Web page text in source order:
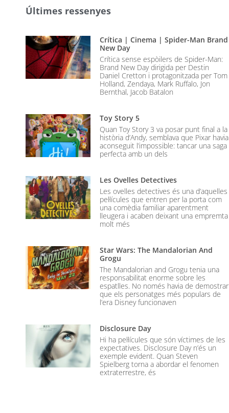
Últimes ressenyes
Crítica | Cinema | Spider-Man Brand
New Day
Crítica sense espòilers de Spider-Man:
Brand New Day dirigida per Destin
Daniel Cretton i protagonitzada per Tom
Holland, Zendaya, Mark Ruffalo, Jon
Bernthal, Jacob Batalon
Toy Story 5
Quan Toy Story 3 va posar punt final a la
història d’Andy, semblava que Pixar havia
aconseguit l’impossible: tancar una saga
perfecta amb un dels
Les Ovelles Detectives
Les ovelles detectives és una d’aquelles
pel·lícules que entren per la porta com
una comèdia familiar aparentment
lleugera i acaben deixant una empremta
molt més
Star Wars: The Mandalorian And
Grogu
The Mandalorian and Grogu tenia una
responsabilitat enorme sobre les
espatlles. No només havia de demostrar
que els personatges més populars de
l’era Disney funcionaven
Disclosure Day
Hi ha pel·lícules que són víctimes de les
expectatives. Disclosure Day n’és un
exemple evident. Quan Steven
Spielberg torna a abordar el fenomen
extraterrestre, és